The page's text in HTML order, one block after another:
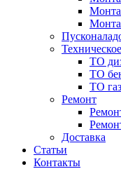
ТО
ТО
ТО
Ремонт
Доставка
Статьи
Контакты